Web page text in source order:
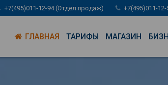
+7(495)011-12-94 (Отдел продаж) +7(495)011-
ГЛАВНАЯ ТАРИФЫ МАГАЗИН